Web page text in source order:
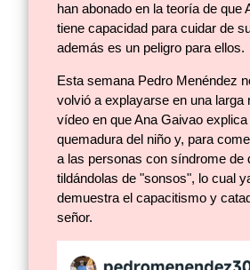
han abonado en la teoría de que
tiene capacidad para cuidar de
además es un peligro para ellos.
Esta semana Pedro Menéndez
volvió a explayarse en una larga
vídeo en que Ana Gaivao
quemadura del niño y, para
a las personas con síndrome de
tildándolas de "sonsos", lo cual
demuestra el capacitismo y
señor.